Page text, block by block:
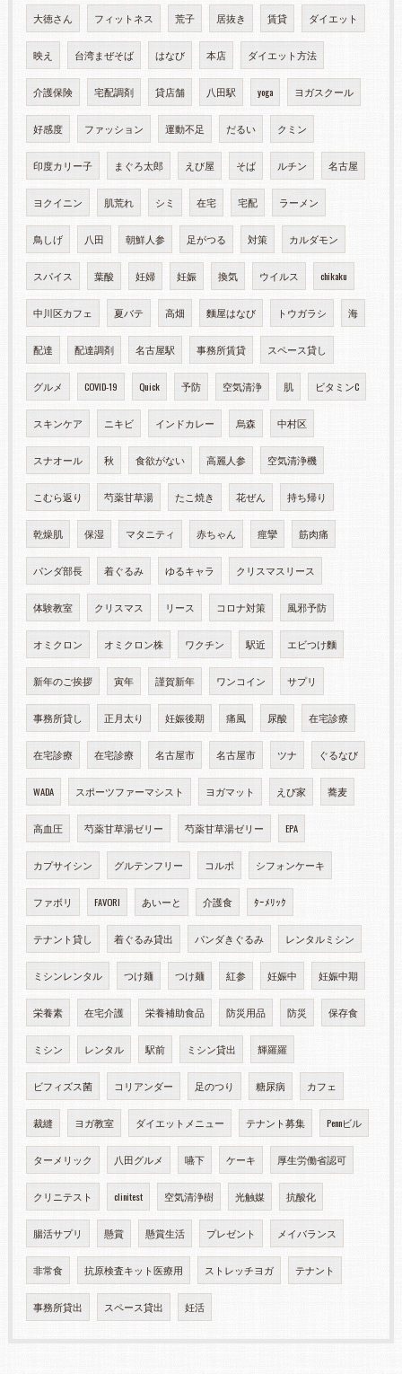
大徳さん フィットネス 荒子 居抜き 賃貸 ダイエット
映え 台湾まぜそば はなび 本店 ダイエット方法
介護保険 宅配調剤 貸店舗 八田駅 yoga ヨガスクール
好感度 ファッション 運動不足 だるい クミン
印度カリー子 まぐろ太郎 えび屋 そば ルチン 名古屋
ヨクイニン 肌荒れ シミ 在宅 宅配 ラーメン
鳥しげ 八田 朝鮮人参 足がつる 対策 カルダモン
スパイス 葉酸 妊婦 妊娠 換気 ウイルス chikaku
中川区カフェ 夏バテ 高畑 麵屋はなび トウガラシ 海
配達 配達調剤 名古屋駅 事務所賃貸 スペース貸し
グルメ COVID-19 Quick 予防 空気清浄 肌 ビタミンC
スキンケア ニキビ インドカレー 烏森 中村区
スナオール 秋 食欲がない 高麗人参 空気清浄機
こむら返り 芍薬甘草湯 たこ焼き 花ぜん 持ち帰り
乾燥肌 保湿 マタニティ 赤ちゃん 痙攣 筋肉痛
パンダ部長 着ぐるみ ゆるキャラ クリスマスリース
体験教室 クリスマス リース コロナ対策 風邪予防
オミクロン オミクロン株 ワクチン 駅近 エビつけ麵
新年のご挨拶 寅年 謹賀新年 ワンコイン サプリ
事務所貸し 正月太り 妊娠後期 痛風 尿酸 在宅診療
在宅診療 在宅診療 名古屋市 名古屋市 ツナ ぐるなび
WADA スポーツファーマシスト ヨガマット えび家 蕎麦
高血圧 芍薬甘草湯ゼリー 芍薬甘草湯ゼリー EPA
カプサイシン グルテンフリー コルポ シフォンケーキ
ファボリ FAVORI あいーと 介護食 ﾀｰﾒﾘｯｸ
テナント貸し 着ぐるみ貸出 パンダきぐるみ レンタルミシン
ミシンレンタル つけ麺 つけ麺 紅参 妊娠中 妊娠中期
栄養素 在宅介護 栄養補助食品 防災用品 防災 保存食
ミシン レンタル 駅前 ミシン貸出 輝羅羅
ビフィズス菌 コリアンダー 足のつり 糖尿病 カフェ
裁縫 ヨガ教室 ダイエットメニュー テナント募集 Pennビル
ターメリック 八田グルメ 嚥下 ケーキ 厚生労働省認可
クリニテスト clinitest 空気清浄樹 光触媒 抗酸化
腸活サプリ 懸賞 懸賞生活 プレゼント メイバランス
非常食 抗原検査キット医療用 ストレッチヨガ テナント
事務所貸出 スペース貸出 妊活